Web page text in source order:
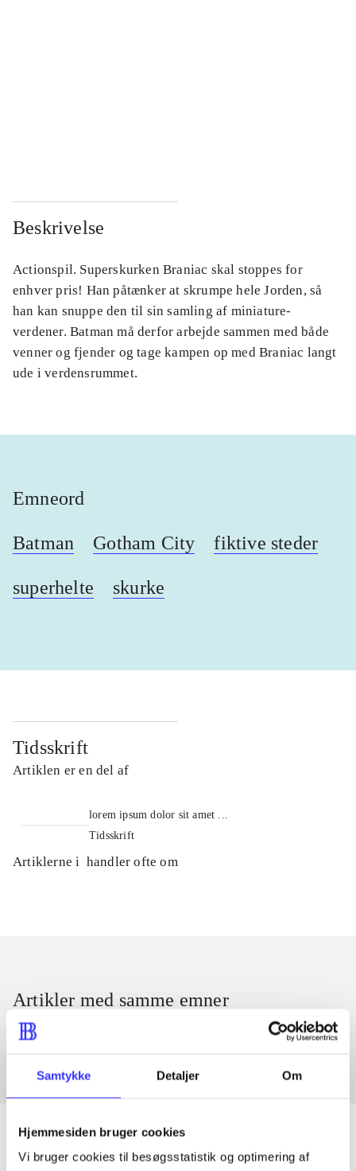
Samtykke Detaljer Om
Hjemmesiden bruger cookies
Vi bruger cookies til besøgsstatistik og optimering af
Beskrivelse
Actionspil. Superskurken Braniac skal stoppes for
enhver pris! Han påtænker at skrumpe hele Jorden, så
han kan snuppe den til sin samling af miniature-
verdener. Batman må derfor arbejde sammen med både
venner og fjender og tage kampen op med Braniac langt
ude i verdensrummet.
Emneord
Batman Gotham City fiktive steder
superhelte skurke
Tidsskrift
Artiklen er en del af
lorem ipsum dolor sit amet ...
Tidsskrift
Artiklerne i handler ofte om
Artikler med samme emner
Fra